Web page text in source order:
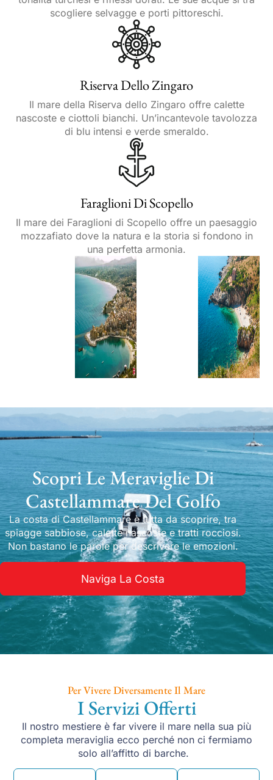
scogliere selvagge e porti pittoreschi.
Riserva Dello Zingaro
Il mare della Riserva dello Zingaro offre calette
nascoste e ciottoli bianchi. Un’incantevole tavolozza
di blu intensi e verde smeraldo.
Faraglioni Di Scopello
Il mare dei Faraglioni di Scopello offre un paesaggio
mozzafiato dove la natura e la storia si fondono in
una perfetta armonia.
Scopri Le Meraviglie Di
Castellammare Del Golfo
La costa di Castellammare è tutta da scoprire, tra
spiagge sabbiose, calette nascoste e tratti rocciosi.
Non bastano le parole per descrivere le emozioni.
Naviga La Costa
Per Vivere Diversamente Il Mare
I Servizi Offerti
Il nostro mestiere è far vivere il mare nella sua più
completa meraviglia ecco perché non ci fermiamo
solo all’affitto di barche.